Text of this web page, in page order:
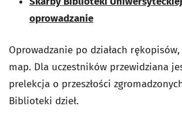
oprowadzanie
Oprowadzanie po działach
map. Dla uczestników przewidziana
prelekcja o przeszłości
Biblioteki dzieł.